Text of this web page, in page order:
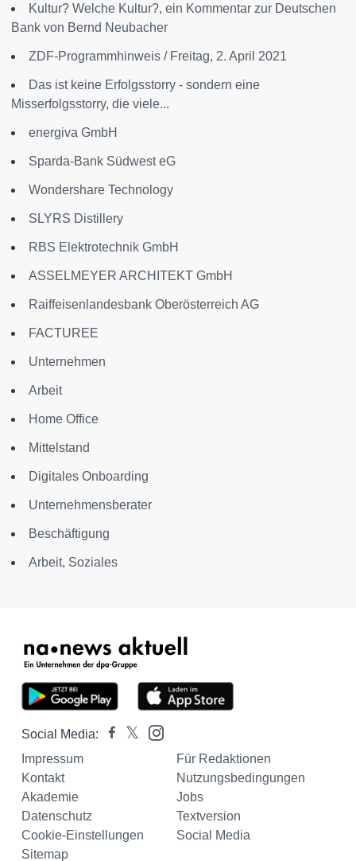
Kultur? Welche Kultur?, ein Kommentar zur Deutschen
Bank von Bernd Neubacher
ZDF-Programmhinweis / Freitag, 2. April 2021
Das ist keine Erfolgsstorry - sondern eine
Misserfolgsstorry, die viele...
energiva GmbH
Sparda-Bank Südwest eG
Wondershare Technology
SLYRS Distillery
RBS Elektrotechnik GmbH
ASSELMEYER ARCHITEKT GmbH
Raiffeisenlandesbank Oberösterreich AG
FACTUREE
Unternehmen
Arbeit
Home Office
Mittelstand
Digitales Onboarding
Unternehmensberater
Beschäftigung
Arbeit, Soziales
Social Media:
Impressum
Für Redaktionen
Kontakt
Nutzungsbedingungen
Akademie
Jobs
Datenschutz
Textversion
Cookie-Einstellungen
Social Media
Sitemap